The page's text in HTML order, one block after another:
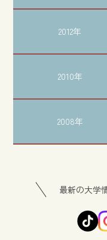
2012年
2010年
2008年
最新の大学